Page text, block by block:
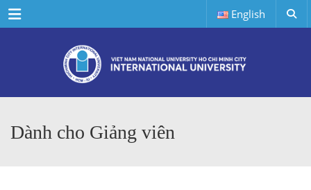
Menu English
Dành cho Giảng viên